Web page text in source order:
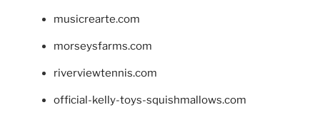
musicrearte.com
morseysfarms.com
riverviewtennis.com
official-kelly-toys-squishmallows.com